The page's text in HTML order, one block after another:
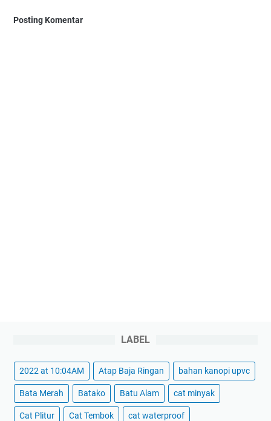
Posting Komentar
LABEL
2022 at 10:04AM Atap Baja Ringan bahan kanopi upvc
Bata Merah Batako Batu Alam cat minyak
Cat Plitur Cat Tembok cat waterproof